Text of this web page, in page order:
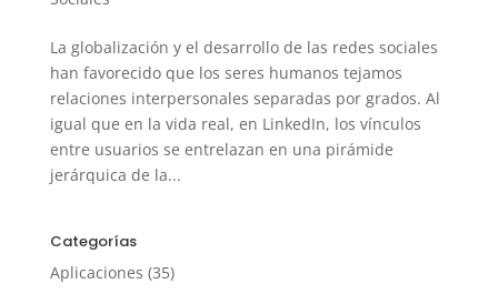
La globalización y el desarrollo de las redes sociales
han favorecido que los seres humanos tejamos
relaciones interpersonales separadas por grados. Al
igual que en la vida real, en LinkedIn, los vínculos
entre usuarios se entrelazan en una pirámide
jerárquica de la...
Categorías
Aplicaciones (35)